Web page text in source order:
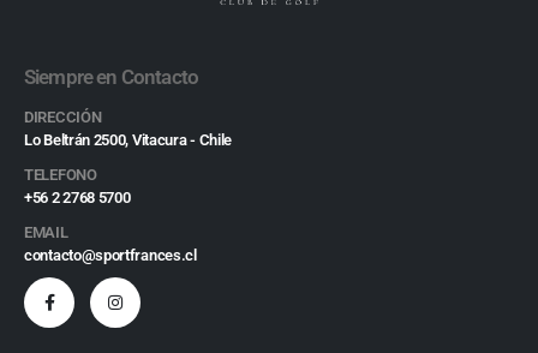
Siempre en Contacto
DIRECCIÓN
Lo Beltrán 2500, Vitacura - Chile
TELEFONO
+56 2 2768 5700
EMAIL
contacto@sportfrances.cl